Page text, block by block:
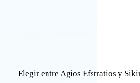
Elegir entre Agios Efstratios y